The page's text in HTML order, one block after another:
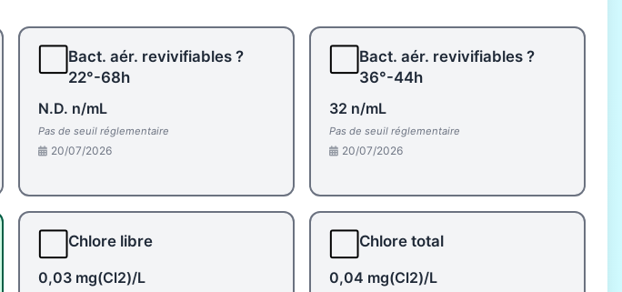
Bact. aér. revivifiables ?
22°-68h
N.D. n/mL
Pas de seuil réglementaire
20/07/2026
Bact. aér. revivifiables ?
36°-44h
32 n/mL
Pas de seuil réglementaire
20/07/2026
Chlore libre
0,03 mg(Cl2)/L
Chlore total
0,04 mg(Cl2)/L